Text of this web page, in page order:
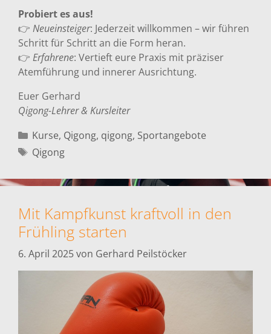
Probiert es aus!
👉 Neueinsteiger: Jederzeit willkommen – wir führen
Schritt für Schritt an die Form heran.
👉 Erfahrene: Vertieft eure Praxis mit präziser
Atemführung und innerer Ausrichtung.
Euer Gerhard
Qigong-Lehrer & Kursleiter
Kategorien
Kurse, Qigong, qigong, Sportangebote
Schlagwörter
Qigong
Mit Kampfkunst kraftvoll in den
Frühling starten
6. April 2025von Gerhard Peilstöcker